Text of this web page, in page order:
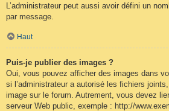
L’administrateur peut aussi avoir défini un
par message.
Haut
Puis-je publier des images ?
Oui, vous pouvez afficher des images dans
si l’administrateur a autorisé les fichiers
image sur le forum. Autrement, vous devez
serveur Web public, exemple : http://